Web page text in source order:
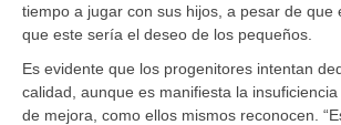
tiempo a jugar con sus hijos, a pesar de que
que este sería el deseo de los pequeños.
Es evidente que los progenitores intentan
calidad, aunque es manifiesta la
de mejora, como ellos mismos reconocen.